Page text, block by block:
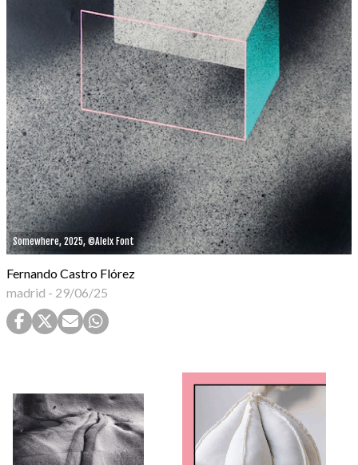
Somewhere, 2025, ©Aleix Font
Fernando Castro Flórez
madrid - 29/06/25